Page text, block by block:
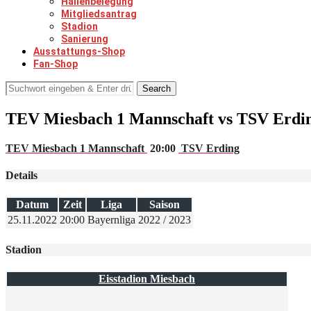
Mitgliedsantrag
Stadion
Sanierung
Ausstattungs-Shop
Fan-Shop
Search
TEV Miesbach 1 Mannschaft vs TSV
TEV Miesbach 1 Mannschaft 20:00 TSV Erding
Details
Datum Zeit Liga
Saison
25.11.2022 20:00 Bayernliga 2022 / 2023
Stadion
Eisstadion Miesbach